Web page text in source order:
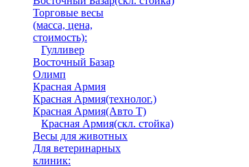
Торговые весы
(масса, цена,
стоимость):
Гулливер
Восточный Базар
Олимп
Красная Армия
Красная Армия(технолог.)
Красная Армия(Авто Т)
Красная Армия(скл. стойка)
Весы для животных
Для ветеринарных
клиник: